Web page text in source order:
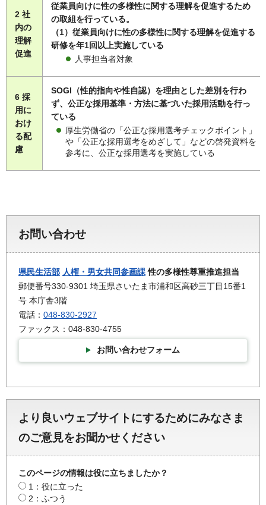
2 社
内の
理解
促進
従業員向けに性の多様性に関する理解を促進するため
の取組を行っている。
（1）従業員向けに性の多様性に関する理解を促進する
研修を年1回以上実施している
人事担当者対象
6 採
用に
おけ
る配
慮
SOGI（性的指向や性自認）を理由とした差別を行わ
ず、公正な採用基準・方法に基づいた採用活動を行っ
ている
厚生労働省の「公正な採用選考チェックポイント」
や「公正な採用選考をめざして」などの啓発資料を
参考に、公正な採用選考を実施している
お問い合わせ
県民生活部 人権・男女共同参画課性の多様性尊重推進担当
郵便番号330-9301 埼玉県さいたま市浦和区高砂三丁目15番1
号 本庁舎3階
電話： 048-830-2927
ファックス：048-830-4755
お問い合わせフォーム
より良いウェブサイトにするためにみなさま
のご意見をお聞かせください
このページの情報は役に立ちましたか？
1：役に立った
2：ふつう